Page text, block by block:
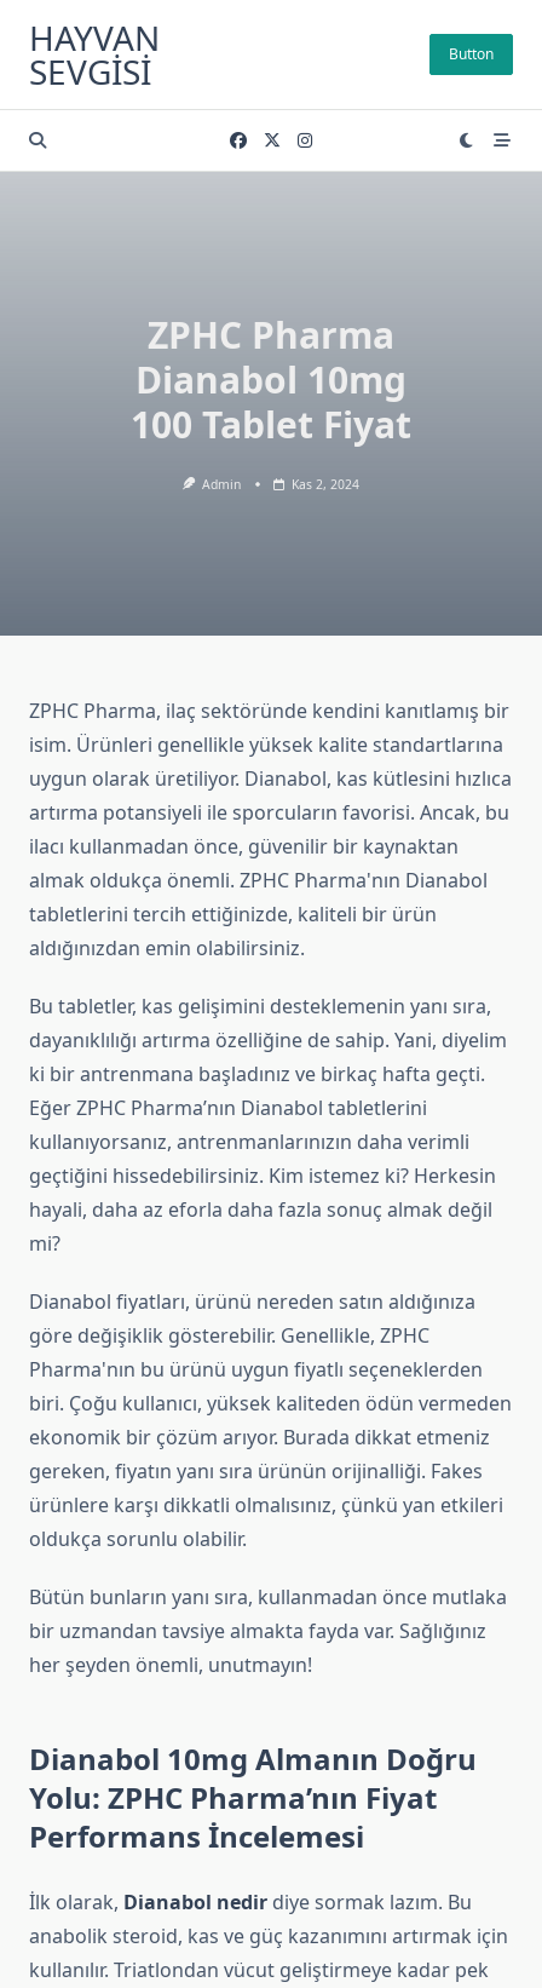
content
HAYVAN
SEVGISI Button
ZPHC Pharma
Dianabol 10mg
100 Tablet Fiyat
Admin Kas 2, 2024
ZPHC Pharma, ilaç sektöründe kendini kanıtlamış bir
isim. Ürünleri genellikle yüksek kalite standartlarına
uygun olarak üretiliyor. Dianabol, kas kütlesini hızlıca
artırma potansiyeli ile sporcuların favorisi. Ancak, bu
ilacı kullanmadan önce, güvenilir bir kaynaktan
almak oldukça önemli. ZPHC Pharma'nın Dianabol
tabletlerini tercih ettiğinizde, kaliteli bir ürün
aldığınızdan emin olabilirsiniz.
Bu tabletler, kas gelişimini desteklemenin yanı sıra,
dayanıklılığı artırma özelliğine de sahip. Yani, diyelim
ki bir antrenmana başladınız ve birkaç hafta geçti.
Eğer ZPHC Pharma’nın Dianabol tabletlerini
kullanıyorsanız, antrenmanlarınızın daha verimli
geçtiğini hissedebilirsiniz. Kim istemez ki? Herkesin
hayali, daha az eforla daha fazla sonuç almak değil
mi?
Dianabol fiyatları, ürünü nereden satın aldığınıza
göre değişiklik gösterebilir. Genellikle, ZPHC
Pharma'nın bu ürünü uygun fiyatlı seçeneklerden
biri. Çoğu kullanıcı, yüksek kaliteden ödün vermeden
ekonomik bir çözüm arıyor. Burada dikkat etmeniz
gereken, fiyatın yanı sıra ürünün orijinalliği. Fakes
ürünlere karşı dikkatli olmalısınız, çünkü yan etkileri
oldukça sorunlu olabilir.
Bütün bunların yanı sıra, kullanmadan önce mutlaka
bir uzmandan tavsiye almakta fayda var. Sağlığınız
her şeyden önemli, unutmayın!
Dianabol 10mg Almanın Doğru
Yolu: ZPHC Pharma’nın Fiyat
Performans İncelemesi
İlk olarak, Dianabol nedir diye sormak lazım. Bu
anabolik steroid, kas ve güç kazanımını artırmak için
kullanılır. Triatlondan vücut geliştirmeye kadar pek